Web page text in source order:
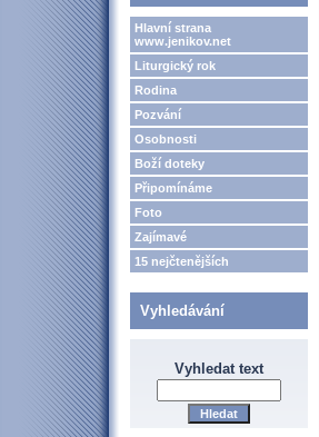
Hlavní strana
www.jenikov.net
Liturgický rok
Rodina
Pozvání
Osobnosti
Boží doteky
Připomínáme
Foto
Zajímavé
15 nejčtenějších
Vyhledávání
Vyhledat text